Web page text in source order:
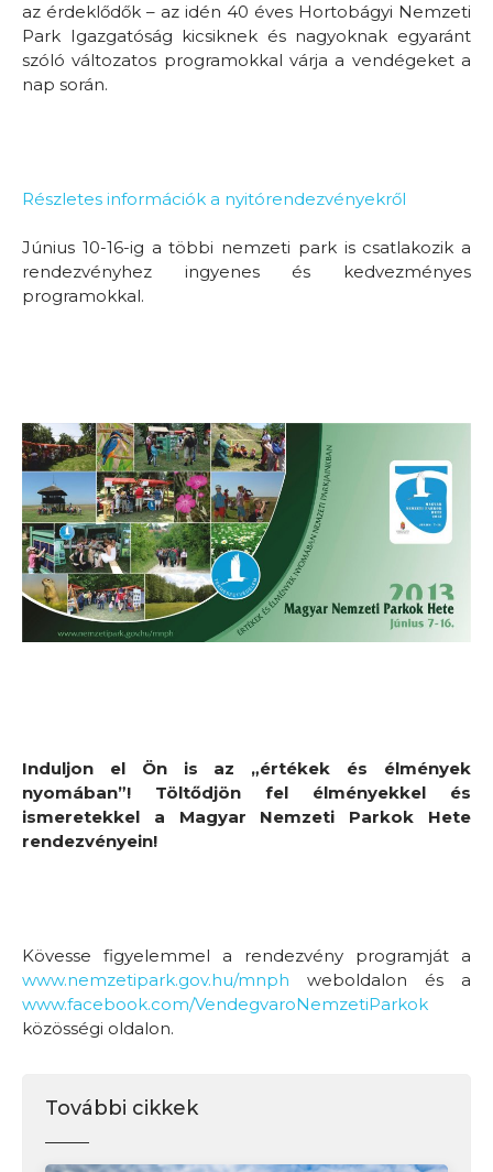
az érdeklődők – az idén 40 éves Hortobágyi Nemzeti
Park Igazgatóság kicsiknek és nagyoknak egyaránt
szóló változatos programokkal várja a vendégeket a
nap során.
Részletes információk a nyitórendezvényekről
Június 10-16-ig a többi nemzeti park is csatlakozik a
rendezvényhez ingyenes és kedvezményes
programokkal.
Induljon el Ön is az „értékek és élmények
nyomában”! Töltődjön fel élményekkel és
ismeretekkel a Magyar Nemzeti Parkok Hete
rendezvényein!
Kövesse figyelemmel a rendezvény programját a
www.nemzetipark.gov.hu/mnph weboldalon és a
www.facebook.com/VendegvaroNemzetiParkok
közösségi oldalon.
További cikkek